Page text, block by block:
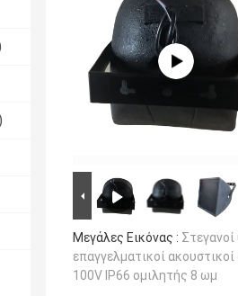
Μεγάλες Εικόνας : Στεγανοί
επαγγελματικοί
100V IP66 ομιλητής 8 ωμ